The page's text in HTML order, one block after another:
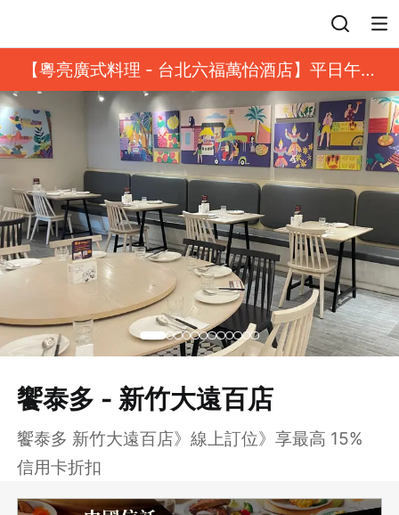
【粵亮廣式料理 - 台北六福萬怡酒店】平日午餐
8 折起｜靓港點套餐
饗泰多 - 新竹大遠百店
饗泰多 新竹大遠百店》線上訂位》享最高 15%
信用卡折扣